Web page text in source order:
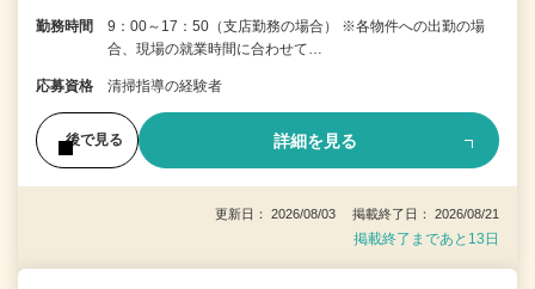
勤務時間
9：00～17：50（支店勤務の場合） ※各物件への出勤の場
合、現場の就業時間に合わせて…
応募資格 清掃指導の経験者
後で見る 詳細を見る
更新日： 2026/08/03 掲載終了日： 2026/08/21
掲載終了まであと13日